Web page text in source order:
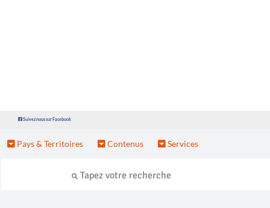
Suivez nous sur Facebook
Pays & Territoires Contenus Services